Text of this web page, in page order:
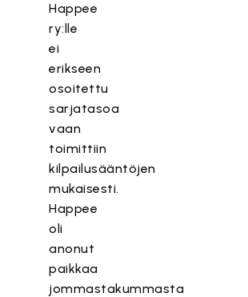
Happee
ry:lle
ei
erikseen
osoitettu
sarjatasoa
vaan
toimittiin
kilpailusääntöjen
mukaisesti.
Happee
oli
anonut
paikkaa
jommastakummasta